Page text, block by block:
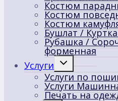
Костюм
Костюм
Костюм
Бушлат /
Рубашка /
форменная
Услуги
Переключить
дочернее
меню
Услуги по
Услуги
Печать на